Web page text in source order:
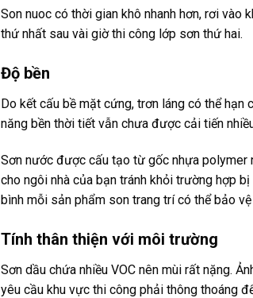
Son nuoc có thời gian khô nhanh hơn, rơi
thứ nhất sau vài giờ thi công lớp sơn thứ hai.
Độ bền
Do kết cấu bề mặt cứng, trơn láng có thể
năng bền thời tiết vẫn chưa được cải tiến
Sơn nước được cấu tạo từ gốc nhựa polymer
cho ngôi nhà của bạn tránh khỏi trường hợp
bình mỗi sản phẩm son trang trí có thể bảo
Tính thân thiện với môi trường
Sơn dầu chứa nhiều VOC nên mùi rất nặng.
yêu cầu khu vực thi công phải thông thoáng